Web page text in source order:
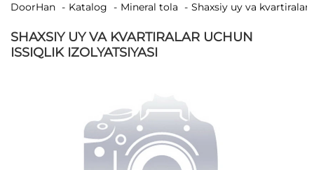
DoorHan Katalog Mineral tola Shaxsiy uy va
SHAXSIY UY VA KVARTIRALAR UCHUN
ISSIQLIK IZOLYATSIYASI